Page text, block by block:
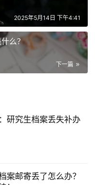
2025年5月14日 下午4:41
么？
下一篇
研究生档案丢失补办
案邮寄丢了怎么办？